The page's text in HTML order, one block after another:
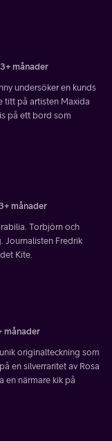
månader
undersöker en kunds
titt på artisten Maxida
på ett bord som
månader
Torbjörn och
Journalisten Fredrik
Kite.
månader
originalteckning som
en silverraritet av Rosa
en närmare kik på